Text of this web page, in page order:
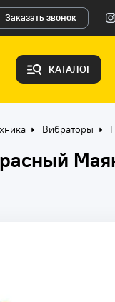
Заказать звонок
КАТАЛОГ
Вибраторы